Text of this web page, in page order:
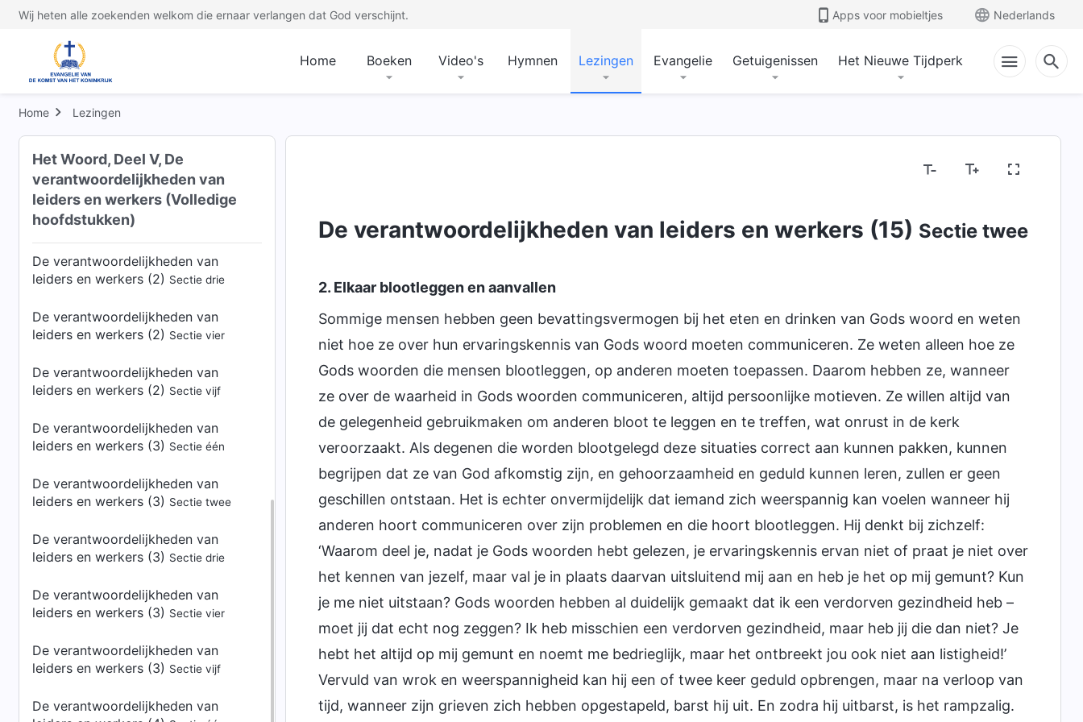
Wij heten alle zoekenden welkom die ernaar verlangen dat God verschijnt. Apps voor mobieltjes Nederlands
Home Boeken Video's Hymnen Lezingen Evangelie Getuigenissen Het Nieuwe Tijdperk
Home Lezingen
Het Woord, Deel V, De
verantwoordelijkheden van
leiders en werkers (Volledige
hoofdstukken)
De verantwoordelijkheden van
leiders en werkers (1)
leiders en werkers (1)
De verantwoordelijkheden van
leiders en werkers (2)Sectie één
De verantwoordelijkheden van
leiders en werkers (2)
De verantwoordelijkheden van
leiders en werkers (2) Sectie drie
De verantwoordelijkheden van
leiders en werkers (2) Sectie vier
De verantwoordelijkheden van
leiders en werkers (2) Sectie vijf
De verantwoordelijkheden van
leiders en werkers (3) Sectie één
De verantwoordelijkheden van
leiders en werkers (3) Sectie twee
De verantwoordelijkheden van
leiders en werkers (3) Sectie drie
De verantwoordelijkheden van
leiders en werkers (3) Sectie vier
De verantwoordelijkheden van
leiders en werkers (3) Sectie vijf
De verantwoordelijkheden van
De verantwoordelijkheden van leiders en werkers (15) Sectie twee
2. Elkaar blootleggen en aanvallen
Sommige mensen hebben geen bevattingsvermogen bij het eten en drinken van Gods woord en weten
niet hoe ze over hun ervaringskennis van Gods woord moeten communiceren. Ze weten alleen hoe ze
Gods woorden die mensen blootleggen, op anderen moeten toepassen. Daarom hebben ze, wanneer
ze over de waarheid in Gods woorden communiceren, altijd persoonlijke motieven. Ze willen altijd van
de gelegenheid gebruikmaken om anderen bloot te leggen en te treffen, wat onrust in de kerk
veroorzaakt. Als degenen die worden blootgelegd deze situaties correct aan kunnen pakken, kunnen
begrijpen dat ze van God afkomstig zijn, en gehoorzaamheid en geduld kunnen leren, zullen er geen
geschillen ontstaan. Het is echter onvermijdelijk dat iemand zich weerspannig kan voelen wanneer hij
anderen hoort communiceren over zijn problemen en die hoort blootleggen. Hij denkt bij zichzelf:
‘Waarom deel je, nadat je Gods woorden hebt gelezen, je ervaringskennis ervan niet of praat je niet over
het kennen van jezelf, maar val je in plaats daarvan uitsluitend mij aan en heb je het op mij gemunt? Kun
je me niet uitstaan? Gods woorden hebben al duidelijk gemaakt dat ik een verdorven gezindheid heb –
moet jij dat echt nog zeggen? Ik heb misschien een verdorven gezindheid, maar heb jij die dan niet? Je
hebt het altijd op mij gemunt en noemt me bedrieglijk, maar het ontbreekt jou ook niet aan listigheid!’
Vervuld van wrok en weerspannigheid kan hij een of twee keer geduld opbrengen, maar na verloop van
tijd, wanneer zijn grieven zich hebben opgestapeld, barst hij uit. En zodra hij uitbarst, is het rampzalig.